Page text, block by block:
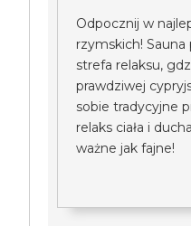
Odpocznij w
rzymskich!
strefa relaksu,
prawdziwej
sobie tradycyjne
relaks ciała i
ważne jak fajne!